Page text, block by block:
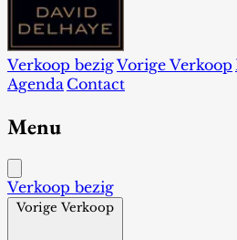
Verkoop bezigVorige Verkoop
Agenda Contact
Menu
Verkoop bezig
Vorige Verkoop